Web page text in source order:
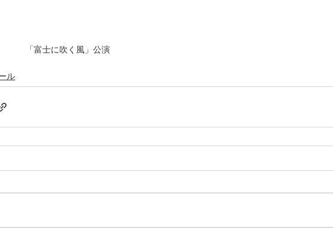
「富士に吹く風」公演
ル